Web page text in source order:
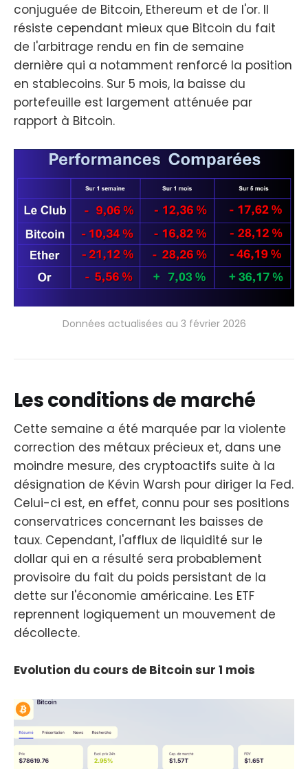
conjuguée de Bitcoin, Ethereum et de l'or. Il
résiste cependant mieux que Bitcoin du fait
de l'arbitrage rendu en fin de semaine
dernière qui a notamment renforcé la position
en stablecoins. Sur 5 mois, la baisse du
portefeuille est largement atténuée par
rapport à Bitcoin.
Données actualisées au 3 février 2026
Les conditions de marché
Cette semaine a été marquée par la violente
correction des métaux précieux et, dans une
moindre mesure, des cryptoactifs suite à la
désignation de Kévin Warsh pour diriger la Fed.
Celui-ci est, en effet, connu pour ses positions
conservatrices concernant les baisses de
taux. Cependant, l'afflux de liquidité sur le
dollar qui en a résulté sera probablement
provisoire du fait du poids persistant de la
dette sur l'économie américaine. Les ETF
reprennent logiquement un mouvement de
décollecte.
Evolution du cours de Bitcoin sur 1 mois